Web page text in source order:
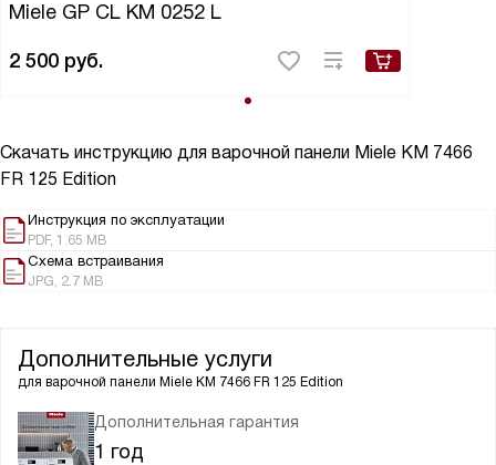
Miele GP CL KM 0252 L
2 500 руб.
Скачать инструкцию для варочной панели Miele KM 7466
FR 125 Edition
Инструкция по эксплуатации
PDF, 1.65 MB
Схема встраивания
JPG, 2.7 MB
Дополнительные услуги
для варочной панели Miele KM 7466 FR 125 Edition
Дополнительная гарантия
1 год